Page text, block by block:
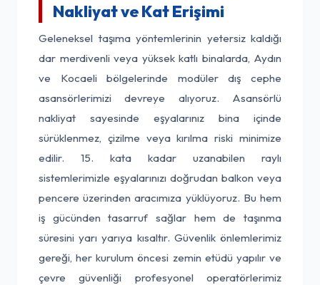
Nakliyat ve Kat Erişimi
Geleneksel taşıma yöntemlerinin yetersiz kaldığı
dar merdivenli veya yüksek katlı binalarda, Aydın
ve Kocaeli bölgelerinde modüler dış cephe
asansörlerimizi devreye alıyoruz. Asansörlü
nakliyat sayesinde eşyalarınız bina içinde
sürüklenmez, çizilme veya kırılma riski minimize
edilir. 15. kata kadar uzanabilen raylı
sistemlerimizle eşyalarınızı doğrudan balkon veya
pencere üzerinden aracımıza yüklüyoruz. Bu hem
iş gücünden tasarruf sağlar hem de taşınma
süresini yarı yarıya kısaltır. Güvenlik önlemlerimiz
gereği, her kurulum öncesi zemin etüdü yapılır ve
çevre güvenliği profesyonel operatörlerimiz